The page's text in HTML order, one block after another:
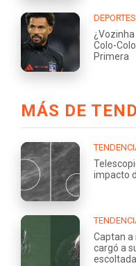
Colo-
Primera
MÁS DE
impacto
Captan
cargó a